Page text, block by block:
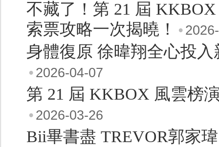
不藏了！第 21 屆
索票攻略一次揭曉！
•
身體復原 徐暐翔全心投
• 2026-04-07
第 21 屆 KKBOX 風雲榜
• 2026-03-26
Bii畢書盡 TREVOR郭家